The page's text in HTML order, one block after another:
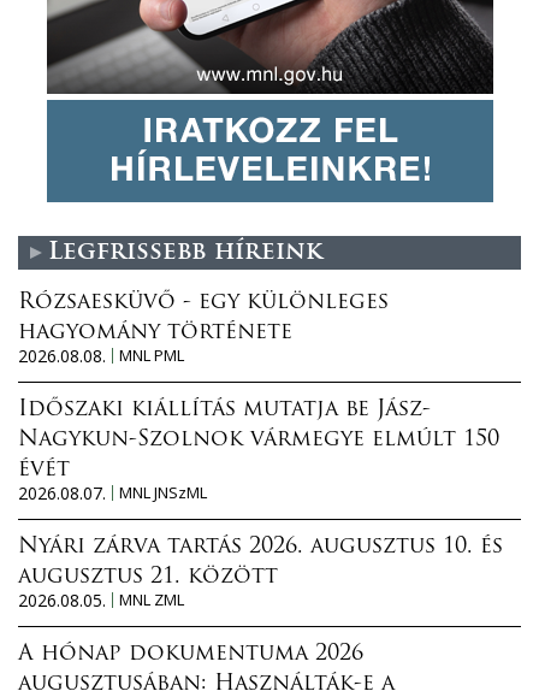
Legfrissebb híreink
Rózsaesküvő - egy különleges
hagyomány története
2026.08.08.
MNL PML
Időszaki kiállítás mutatja be Jász-
Nagykun-Szolnok vármegye elmúlt 150
évét
2026.08.07.
MNL JNSzML
Nyári zárva tartás 2026. augusztus 10. és
augusztus 21. között
2026.08.05.
MNL ZML
A hónap dokumentuma 2026
augusztusában: Használták-e a